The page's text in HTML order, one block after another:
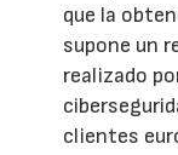
que la
supone un
realizado
clientes